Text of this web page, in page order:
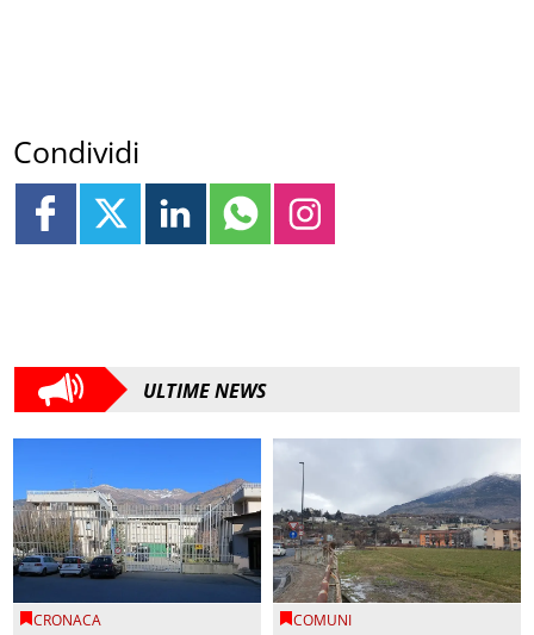
Condividi
ULTIME NEWS
CRONACA COMUNI